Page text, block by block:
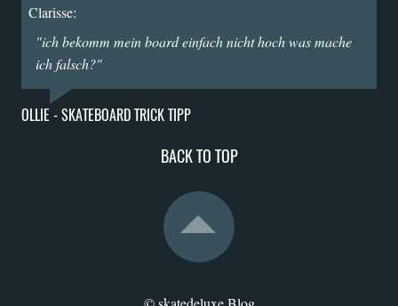
Clarisse:
"ich bekomm mein board einfach nicht hoch was mache
ich falsch?"
OLLIE - SKATEBOARD TRICK TIPP
BACK TO TOP